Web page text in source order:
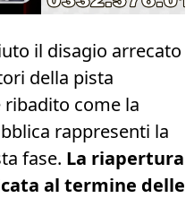
il disagio arrecato
della pista
ribadito come la
rappresenti la
fase. La riapertura
al termine delle